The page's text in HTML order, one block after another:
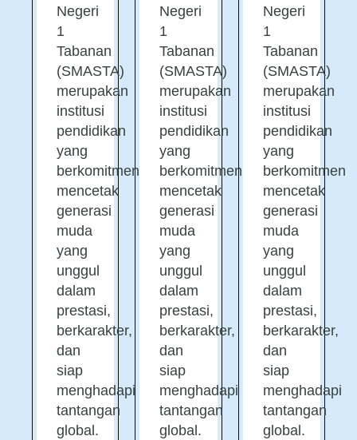
Negeri
1
Tabanan
(SMASTA)
merupakan
institusi
pendidikan
yang
berkomitmen
mencetak
generasi
muda
yang
unggul
dalam
prestasi,
berkarakter,
dan
siap
menghadapi
tantangan
global.
Negeri
1
Tabanan
(SMASTA)
merupakan
institusi
pendidikan
yang
berkomitmen
mencetak
generasi
muda
yang
unggul
dalam
prestasi,
berkarakter,
dan
siap
menghadapi
tantangan
global.
Negeri
1
Tabanan
(SMASTA)
merupakan
institusi
pendidikan
yang
berkomitmen
mencetak
generasi
muda
yang
unggul
dalam
prestasi,
berkarakter,
dan
siap
menghadapi
tantangan
global.